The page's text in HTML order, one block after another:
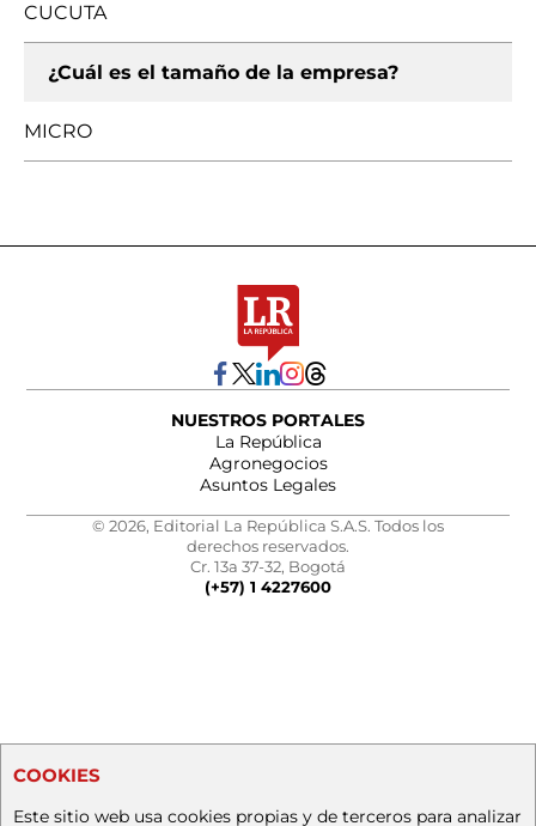
CUCUTA
¿Cuál es el tamaño de la empresa?
MICRO
NUESTROS PORTALES
La República
Agronegocios
Asuntos Legales
© 2026, Editorial La República S.A.S. Todos los
derechos reservados.
Cr. 13a 37-32, Bogotá
(+57) 1 4227600
COOKIES
Este sitio web usa cookies propias y de terceros para analizar